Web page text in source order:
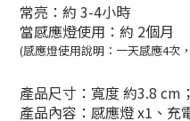
常亮：約 3-4小時
當感應燈使用：約 2個月
(感應燈使用說明：一天感應4次
產品尺寸：寬度 約3.8 cm
產品內容：感應燈 x1、充